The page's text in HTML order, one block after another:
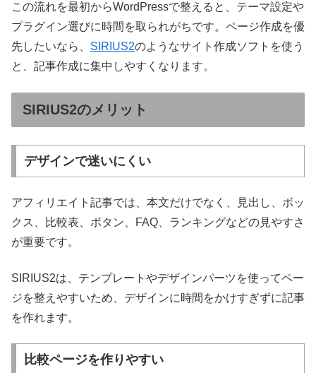
この流れを最初からWordPressで整えると、テーマ設定や
プラグイン選びに時間を取られがちです。ページ作成を優
先したいなら、 SIRIUS2のようなサイト作成ソフトを使う
と、記事作成に集中しやすくなります。
SIRIUS2のメリット
デザインで迷いにくい
アフィリエイト記事では、本文だけでなく、見出し、ボッ
クス、比較表、ボタン、FAQ、ランキングなどの見やすさ
が重要です。
SIRIUS2は、テンプレートやデザインパーツを使ってペー
ジを整えやすいため、デザインに時間をかけすぎずに記事
を作れます。
比較ページを作りやすい